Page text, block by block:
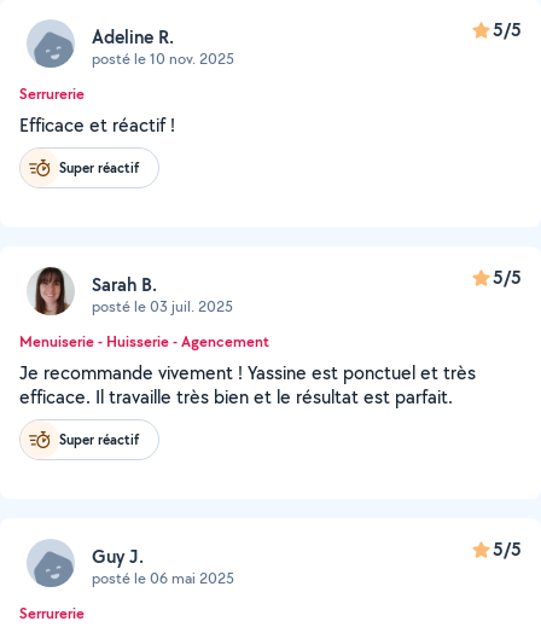
Adeline R.
posté le 10 nov. 2025
5/5
Serrurerie
Efficace et réactif !
Super réactif
Sarah B.
posté le 03 juil. 2025
5/5
Menuiserie - Huisserie - Agencement
Je recommande vivement ! Yassine est ponctuel et très
efficace. Il travaille très bien et le résultat est parfait.
Super réactif
Guy J.
posté le 06 mai 2025
5/5
Serrurerie